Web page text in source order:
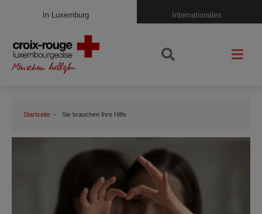
In Luxemburg Internationales
Startseite Sie brauchen Ihre Hilfe